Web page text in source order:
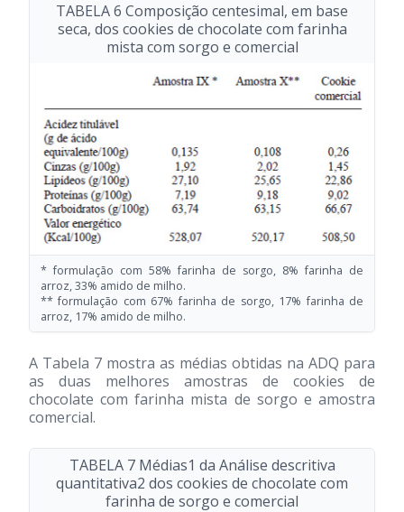
TABELA 6 Composição centesimal, em base
seca, dos cookies de chocolate com farinha
mista com sorgo e comercial
* formulação com 58% farinha de sorgo, 8% farinha de
arroz, 33% amido de milho.
** formulação com 67% farinha de sorgo, 17% farinha de
arroz, 17% amido de milho.
A Tabela 7 mostra as médias obtidas na ADQ para
as duas melhores amostras de cookies de
chocolate com farinha mista de sorgo e amostra
comercial.
TABELA 7 Médias1 da Análise descritiva
quantitativa2 dos cookies de chocolate com
farinha de sorgo e comercial